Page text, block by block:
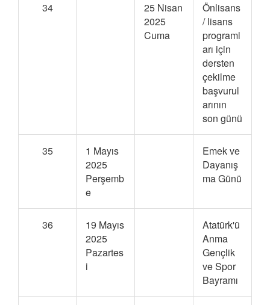
34
25 Nisan
2025
Cuma
Önlisans
/ lisans
programl
arı için
dersten
çekilme
başvurul
arının
son günü
35
1 Mayıs
2025
Perşemb
e
Emek ve
Dayanış
ma Günü
36
19 Mayıs
2025
Pazartes
i
Atatürk'ü
Anma
Gençlik
ve Spor
Bayramı